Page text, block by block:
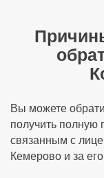
Вы можете
получить полную
связанным с
Кемерово и за